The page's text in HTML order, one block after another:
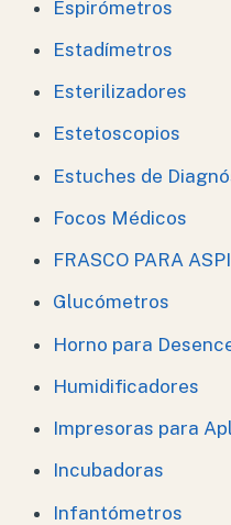
Espirómetros
Estadímetros
Esterilizadores
Estetoscopios
Estuches de
Focos Médicos
FRASCO PARA
Glucómetros
Horno para
Humidificadores
Impresoras para
Incubadoras
Infantómetros